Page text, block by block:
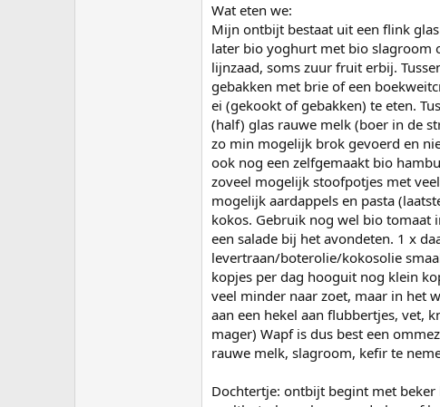
Wat eten we:
Mijn ontbijt bestaat uit een flink
later bio yoghurt met bio slagroom
lijnzaad, soms zuur fruit erbij.
gebakken met brie of een
ei (gekookt of gebakken) te eten.
(half) glas rauwe melk (boer in de
zo min mogelijk brok gevoerd en
ook nog een zelfgemaakt bio
zoveel mogelijk stoofpotjes met
mogelijk aardappels en pasta
kokos. Gebruik nog wel bio
een salade bij het avondeten. 1 x
levertraan/boterolie/kokosolie
kopjes per dag hooguit nog klein
veel minder naar zoet, maar in het
aan een hekel aan flubbertjes, vet,
mager) Wapf is dus best een
rauwe melk, slagroom, kefir te
Dochtertje: ontbijt begint met